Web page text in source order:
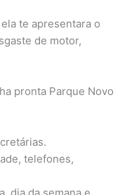
te apresentara o
de motor,
pronta Parque Novo
telefones,